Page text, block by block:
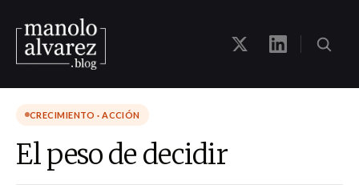
CRECIMIENTO · ACCIÓN
El peso de decidir